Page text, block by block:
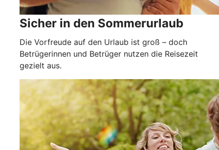
Sicher in den Sommerurlaub
Die Vorfreude auf den Urlaub ist groß – doch
Betrügerinnen und Betrüger nutzen die Reisezeit
gezielt aus.